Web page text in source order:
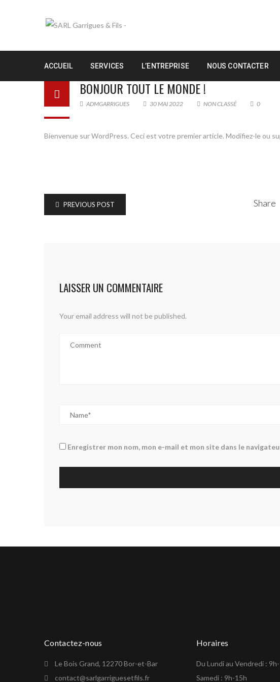
ACCUEIL SERVICES L’ENTREPRISE NOUS CONTACTER
BONJOUR TOUT LE MONDE !
ADMGARRIGUES 30 MAI 2022 NON CLASSÉ 0
Bienvenue sur WordPress. Ceci est votre premier article. Modifiez-le ou
Share
PREVIOUS POST
LAISSER UN COMMENTAIRE
Your email address will not be published.
Enregistrer mon nom, mon e-mail et mon site dans le
Contactez-nous
Le Bois Grand, 12270 Bor-et-Bar
contact@sarlgarriguesetfils.fr
Horaires
Du Lundi au Vendredi :
Samedi : 9h-15h